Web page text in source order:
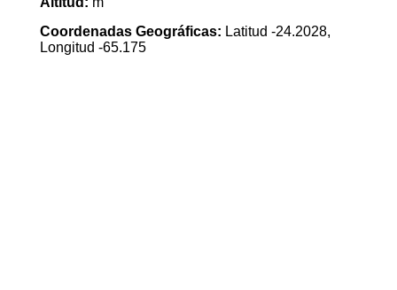
Coordenadas Geográficas: Latitud -24.2028,
Longitud -65.175